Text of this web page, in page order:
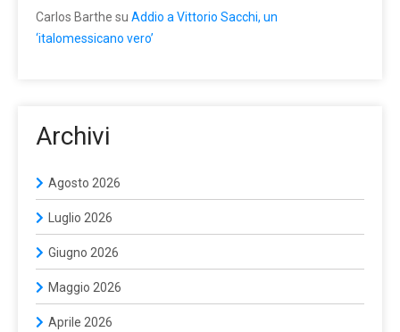
Carlos Barthe su Addio a Vittorio Sacchi, un
‘italomessicano vero’
Archivi
Agosto 2026
Luglio 2026
Giugno 2026
Maggio 2026
Aprile 2026